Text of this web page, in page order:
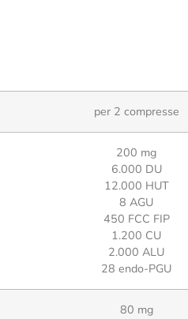
per 2 compresse
200 mg
6.000 DU
12.000 HUT
8 AGU
450 FCC FIP
1.200 CU
2.000 ALU
28 endo-PGU
80 mg